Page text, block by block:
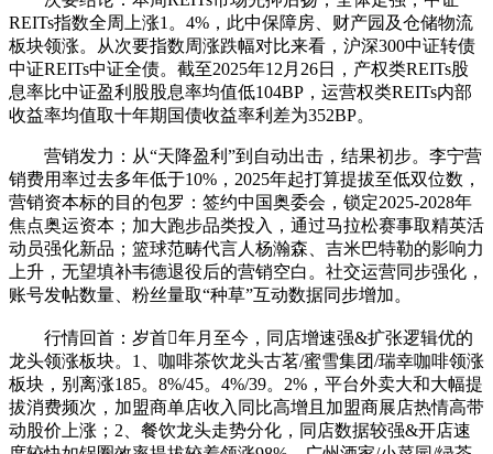
REITs指数全周上涨1。4%，此中保障房、财产园及仓储物流
板块领涨。从次要指数周涨跌幅对比来看，沪深300中证转债
中证REITs中证全债。截至2025年12月26日，产权类REITs股
息率比中证盈利股股息率均值低104BP，运营权类REITs内部
收益率均值取十年期国债收益率利差为352BP。
营销发力：从“天降盈利”到自动出击，结果初步。李宁营
销费用率过去多年低于10%，2025年起打算提拔至低双位数，
营销资本标的目的包罗：签约中国奥委会，锁定2025-2028年
焦点奥运资本；加大跑步品类投入，通过马拉松赛事取精英活
动员强化新品；篮球范畴代言人杨瀚森、吉米巴特勒的影响力
上升，无望填补韦德退役后的营销空白。社交运营同步强化，
账号发帖数量、粉丝量取“种草”互动数据同步增加。
行情回首：岁首年月至今，同店增速强&扩张逻辑优的
龙头领涨板块。1、咖啡茶饮龙头古茗/蜜雪集团/瑞幸咖啡领涨
板块，别离涨185。8%/45。4%/39。2%，平台外卖大和大幅提
拔消费频次，加盟商单店收入同比高增且加盟商展店热情高带
动股价上涨；2、餐饮龙头走势分化，同店数据较强&开店速